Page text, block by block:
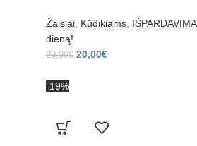
Žaislai Kūdikiams
dieną!
29,99€ 20,00€
-19%